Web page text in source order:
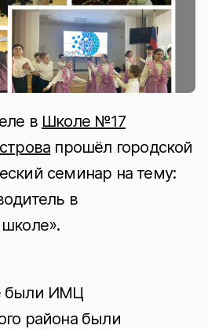
в Школе №17
прошёл городской
семинар на тему:
в
были ИМЦ
района были